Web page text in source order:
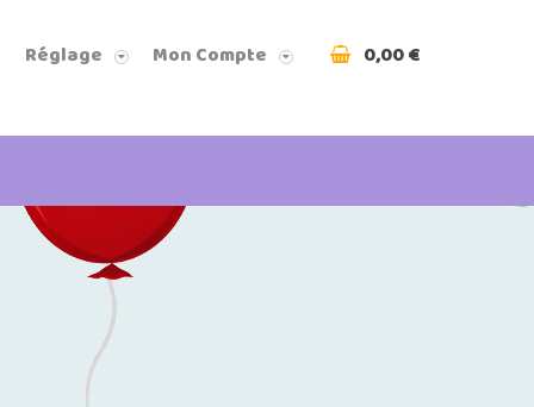
Réglage Mon Compte 0,00 €